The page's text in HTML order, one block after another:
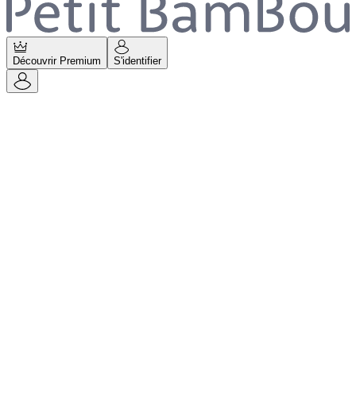
Découvrir Premium S'identifier